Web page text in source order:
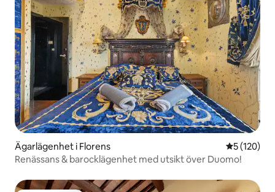
Ägarlägenhet i Florens 5 av 5 i
5 (120)
Renässans & barocklägenhet med utsikt över Duomo!